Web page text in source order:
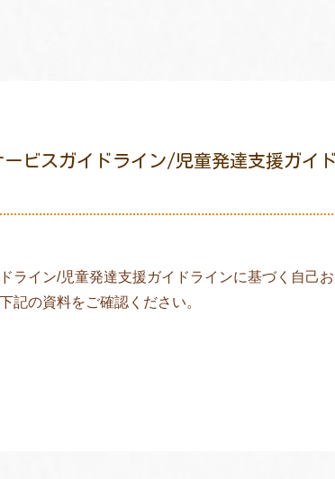
ビスガイドライン/児童発達支援ガイ
ライン/児童発達支援ガイドラインに基づく自己
記の資料をご確認ください。